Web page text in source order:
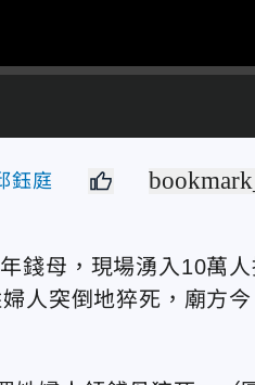
鈺庭
錢母，現場湧入10萬
人突倒地猝死，廟方